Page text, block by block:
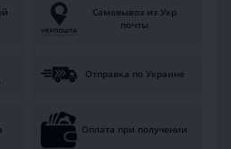
Самовывоз из Укр
почты
Отправка по Украине
Оплата при получении